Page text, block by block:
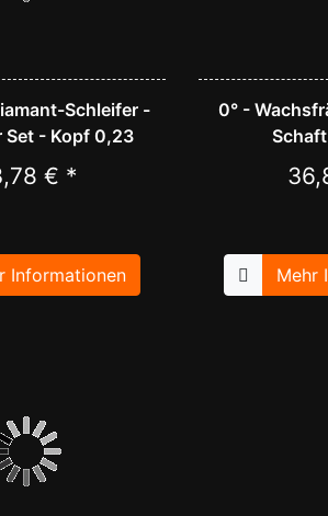
Schleifer -
Set - Kopf 0,23
€ *
Informationen
0° -
Mehr